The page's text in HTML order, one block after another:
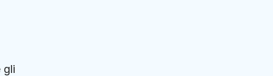
gli